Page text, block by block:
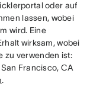
oder auf
lassen, wobei
wird. Eine
wirksam, wobei
zu verwenden ist:
Francisco, CA
.